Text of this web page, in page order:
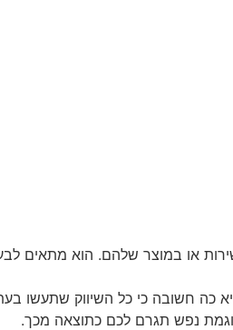
או במוצר שלהם. הוא מתאים
נפש תגרם לכם כתוצאה מכך.